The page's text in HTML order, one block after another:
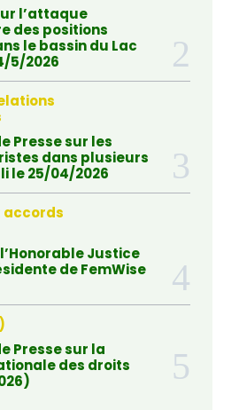
l’attaque
des positions
le bassin du Lac
5/2026
Presse sur les
dans plusieurs
le 25/04/2026
accords
Justice
de FemWise
Presse sur la
des droits